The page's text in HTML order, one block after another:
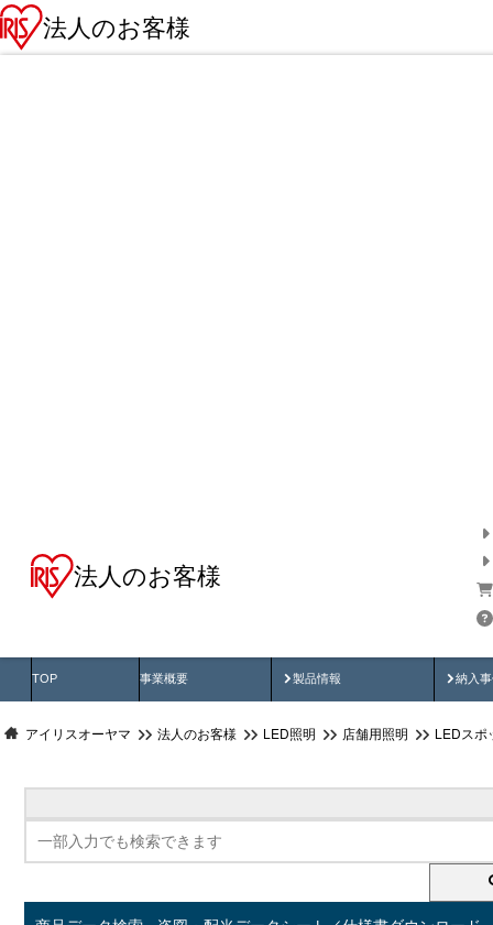
法人のお客様
法人のお客様
TOP 事業概要 製品情報
製品動画 納入
納
アイリスオーヤマ 法人のお客様 LED照明 店舗用照明 LEDスポ